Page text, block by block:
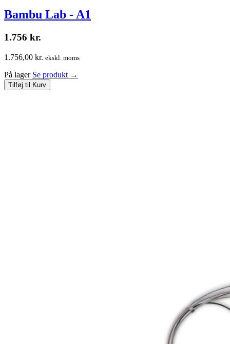
Bambu Lab - A1
1.756 kr.
1.756,00 kr. ekskl. moms
På lager Se produkt →
Tilføj til Kurv